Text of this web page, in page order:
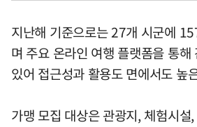
지난해 기준으로는 27개 시군에
며 주요 온라인 여행 플랫폼을 통해
있어 접근성과 활용도 면에서도 높
가맹 모집 대상은 관광지, 체험시설